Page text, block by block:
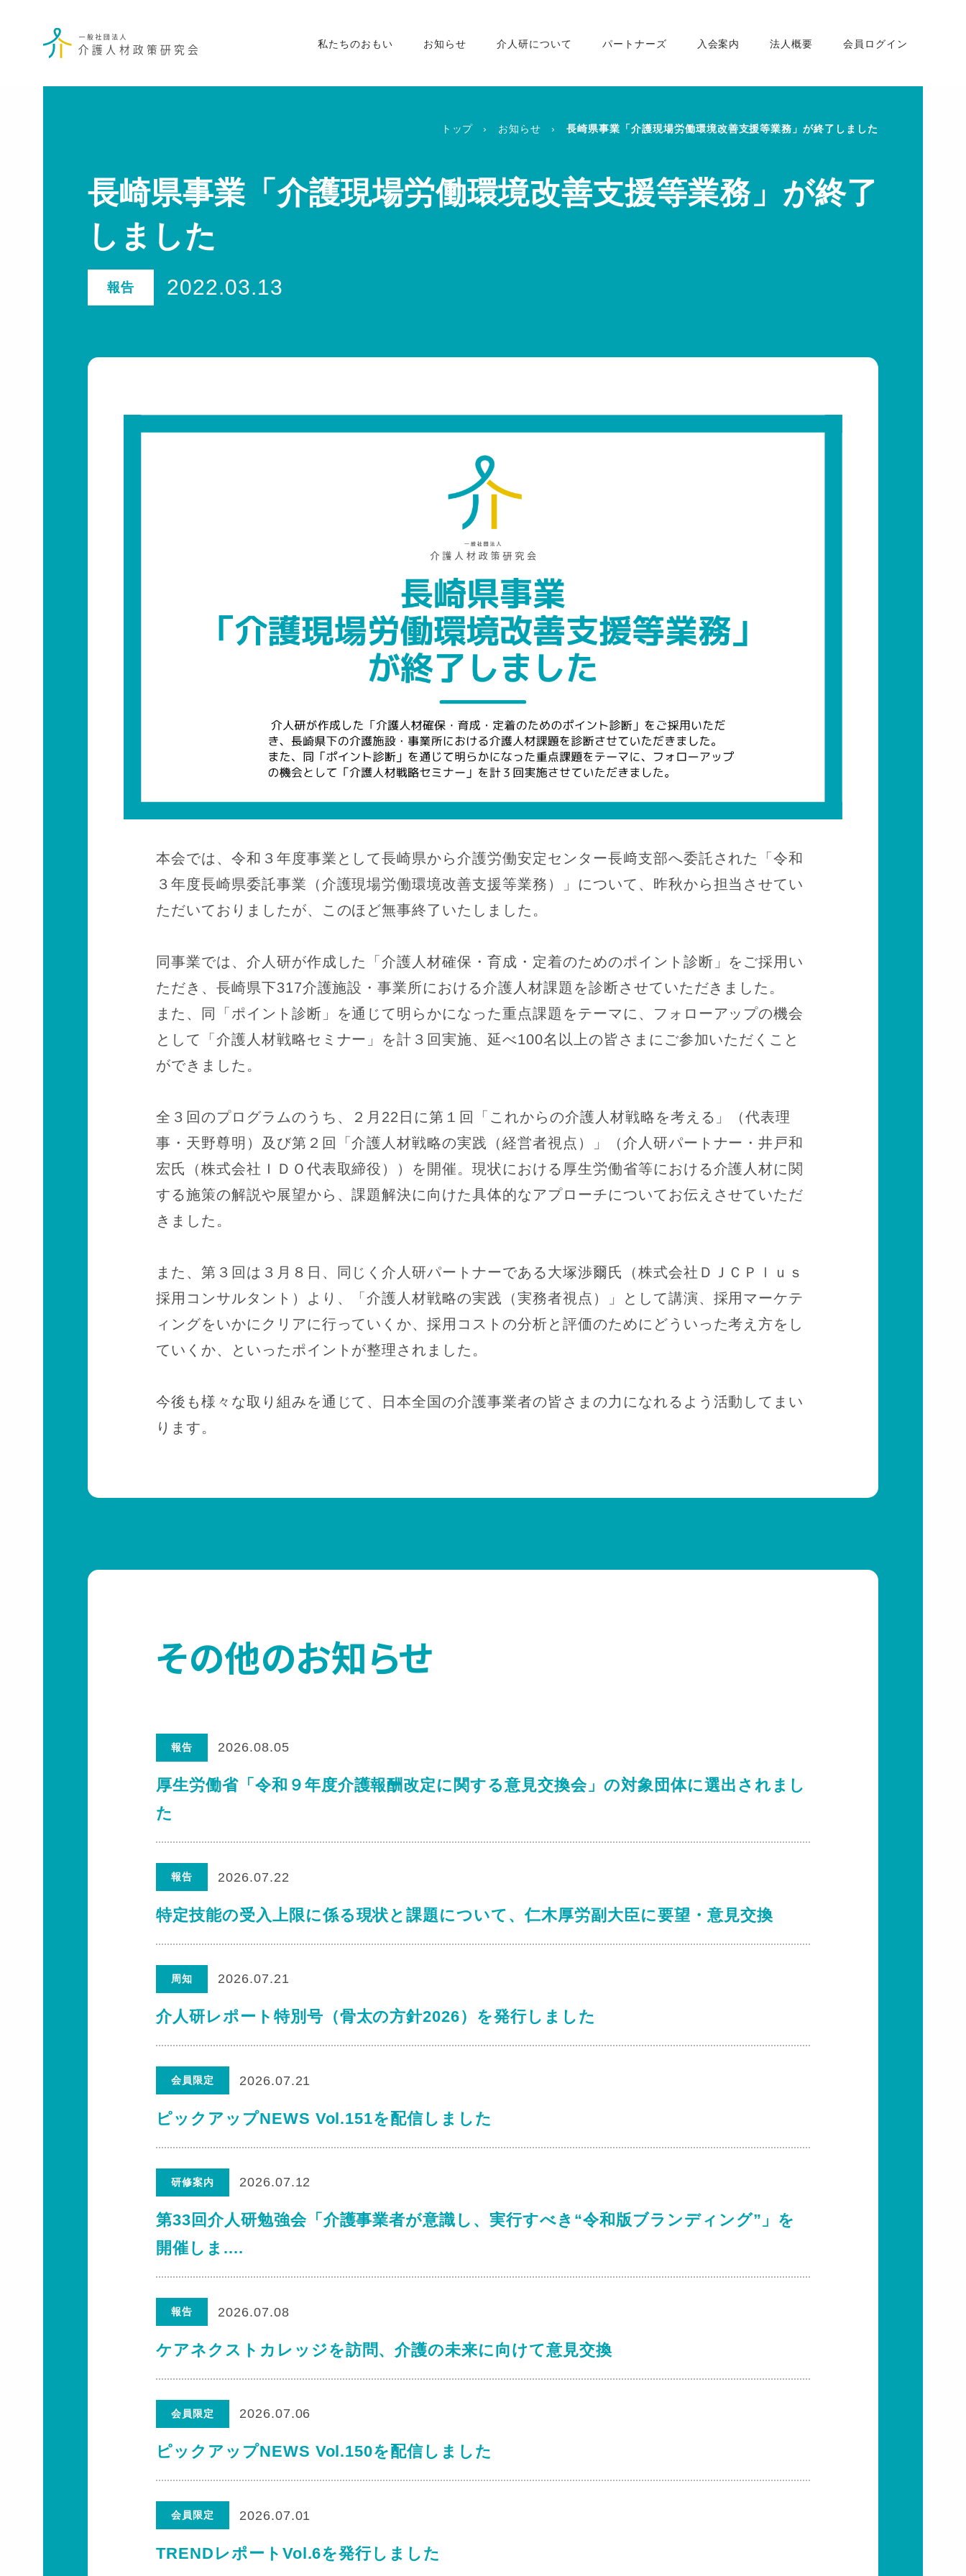
私たちのおもい お知らせ 介人研について パートナーズ 入会案内 法人概要 会員ログイン
トップ お知らせ 長崎県事業「介護現場労働環境改善支援等業務」が終了しました
長崎県事業「介護現場労働環境改善支援等業務」が終了
しました
報告 2022.03.13
本会では、令和３年度事業として長崎県から介護労働安定センター長﨑支部へ委託された「令和
３年度長崎県委託事業（介護現場労働環境改善支援等業務）」について、昨秋から担当させてい
ただいておりましたが、このほど無事終了いたしました。
同事業では、介人研が作成した「介護人材確保・育成・定着のためのポイント診断」をご採用い
ただき、長崎県下317介護施設・事業所における介護人材課題を診断させていただきました。
また、同「ポイント診断」を通じて明らかになった重点課題をテーマに、フォローアップの機会
として「介護人材戦略セミナー」を計３回実施、延べ100名以上の皆さまにご参加いただくこと
ができました。
全３回のプログラムのうち、２月22日に第１回「これからの介護人材戦略を考える」（代表理
事・天野尊明）及び第２回「介護人材戦略の実践（経営者視点）」（介人研パートナー・井戸和
宏氏（株式会社ＩＤＯ代表取締役））を開催。現状における厚生労働省等における介護人材に関
する施策の解説や展望から、課題解決に向けた具体的なアプローチについてお伝えさせていただ
きました。
また、第３回は３月８日、同じく介人研パートナーである大塚渉爾氏（株式会社ＤＪＣＰｌｕｓ
採用コンサルタント）より、「介護人材戦略の実践（実務者視点）」として講演、採用マーケテ
ィングをいかにクリアに行っていくか、採用コストの分析と評価のためにどういった考え方をし
ていくか、といったポイントが整理されました。
今後も様々な取り組みを通じて、日本全国の介護事業者の皆さまの力になれるよう活動してまい
ります。
その他のお知らせ
報告 2026.08.05
厚生労働省「令和９年度介護報酬改定に関する意見交換会」の対象団体に選出されまし
た
報告 2026.07.22
特定技能の受入上限に係る現状と課題について、仁木厚労副大臣に要望・意見交換
周知 2026.07.21
介人研レポート特別号（骨太の方針2026）を発行しました
会員限定 2026.07.21
ピックアップNEWS Vol.151を配信しました
研修案内 2026.07.12
第33回介人研勉強会「介護事業者が意識し、実行すべき“令和版ブランディング”」を
開催しま....
報告 2026.07.08
ケアネクストカレッジを訪問、介護の未来に向けて意見交換
会員限定 2026.07.06
ピックアップNEWS Vol.150を配信しました
会員限定 2026.07.01
TRENDレポートVol.6を発行しました